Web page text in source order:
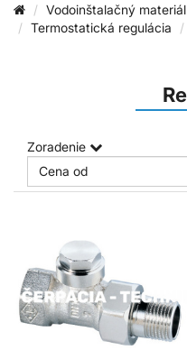
Vodoinštalačný
Termostatická regulácia
Zoradenie